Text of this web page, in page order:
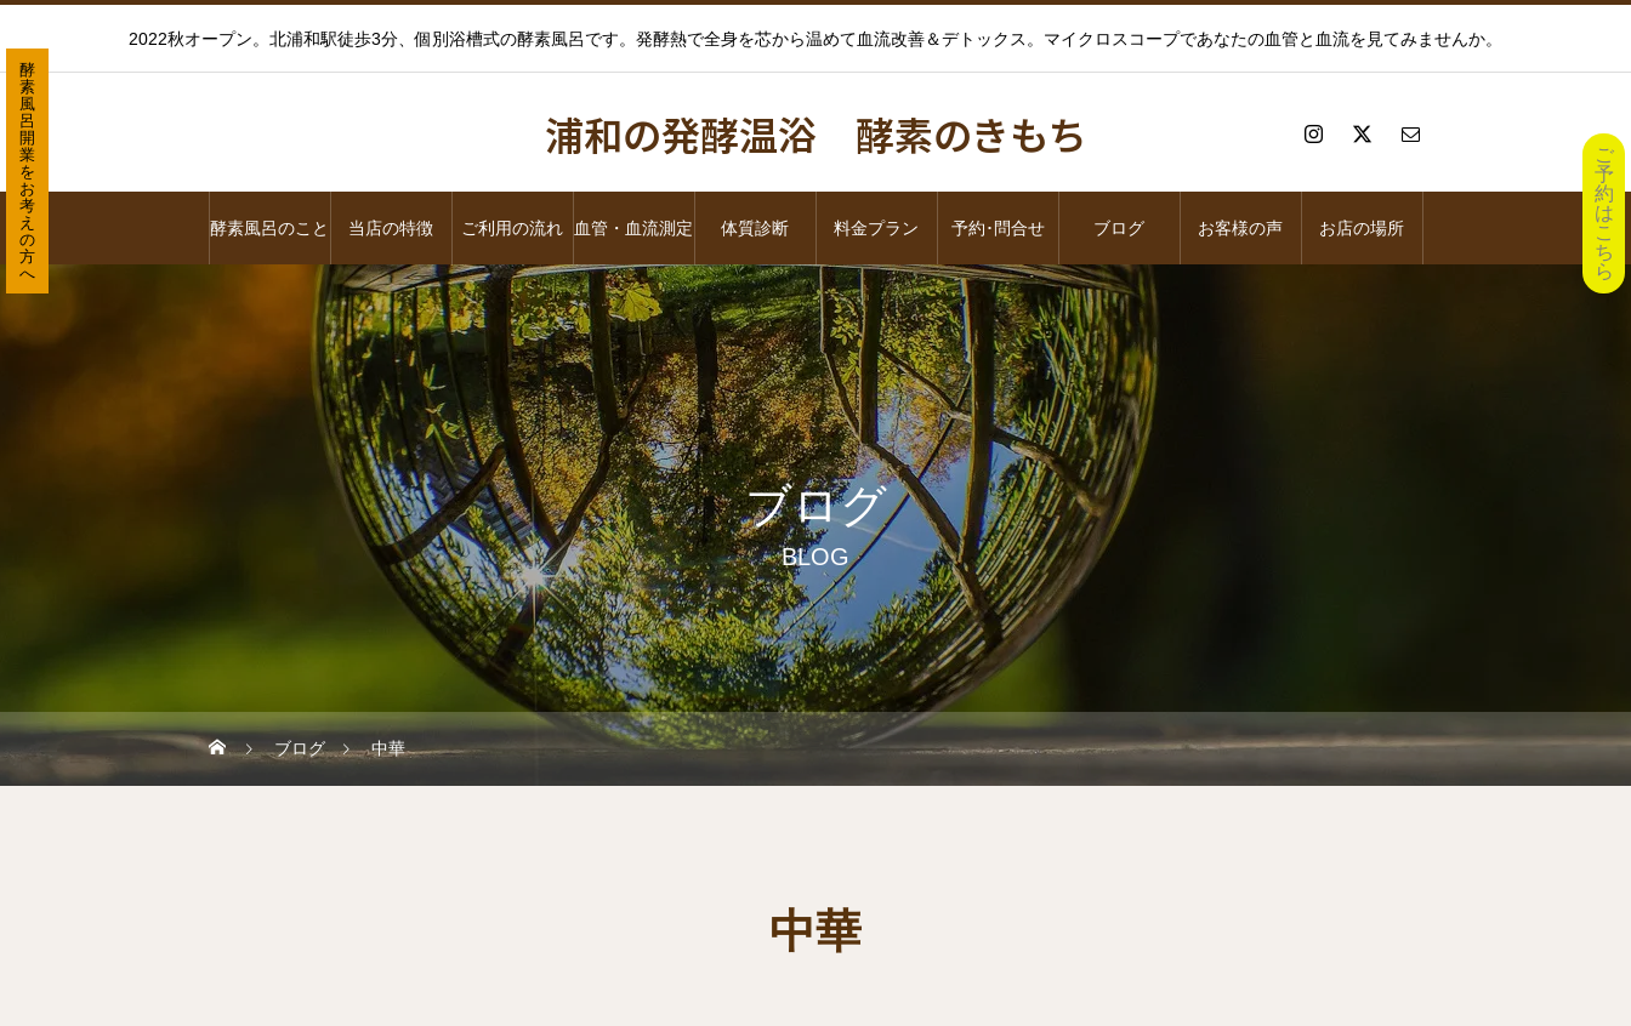
2022秋オープン。北浦和駅徒歩3分、個別浴槽式の酵素風呂です。発酵熱で全身を芯から温めて血流改善＆デトックス。マイクロスコープであなたの血管と血流を見てみませんか。
浦和の発酵温浴 酵素のきもち
酵素風呂のこと 当店の特徴 ご利用の流れ 血管・血流測定 体質診断 料金プラン 予約･問合せ ブログ お客様の声 お店の場所
ブログ
BLOG
ブログ 中華
中華
ご
予
約
は
こ
ち
ら
酵
素
風
呂
開
業
を
お
考
え
の
方
へ